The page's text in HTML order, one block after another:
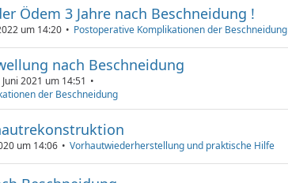
Ödem 3 Jahre nach Beschneidung !
um 14:20 Postoperative Komplikationen der Beschneidung
nach Beschneidung
Juni 2021 um 14:51
der Beschneidung
um 14:06 Vorhautwiederherstellung und praktische Hilfe